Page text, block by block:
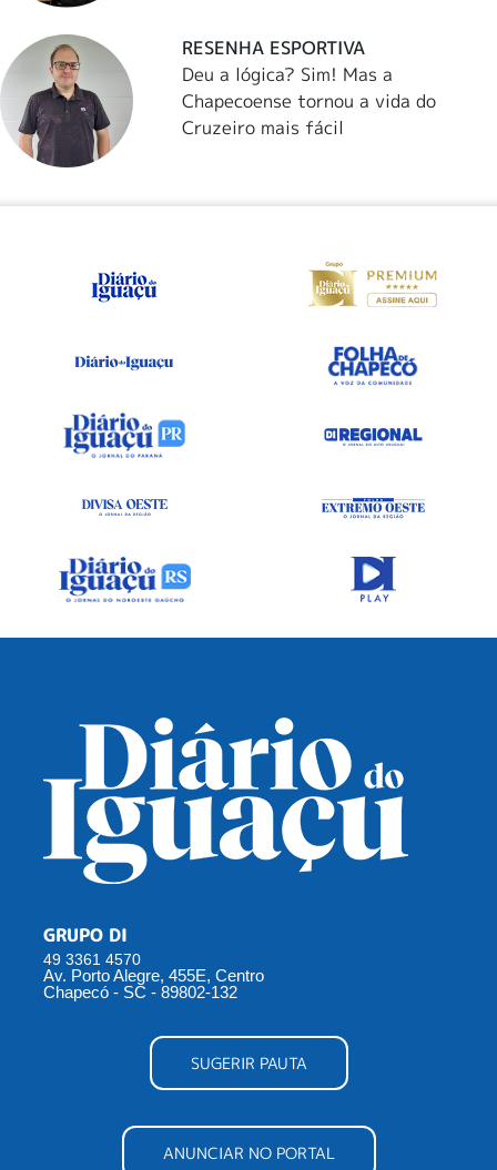
RESENHA ESPORTIVA
Deu a lógica? Sim! Mas a
Chapecoense tornou a vida do
Cruzeiro mais fácil
GRUPO DI
49 3361 4570
Av. Porto Alegre, 455E, Centro
Chapecó - SC - 89802-132
SUGERIR PAUTA
ANUNCIAR NO PORTAL